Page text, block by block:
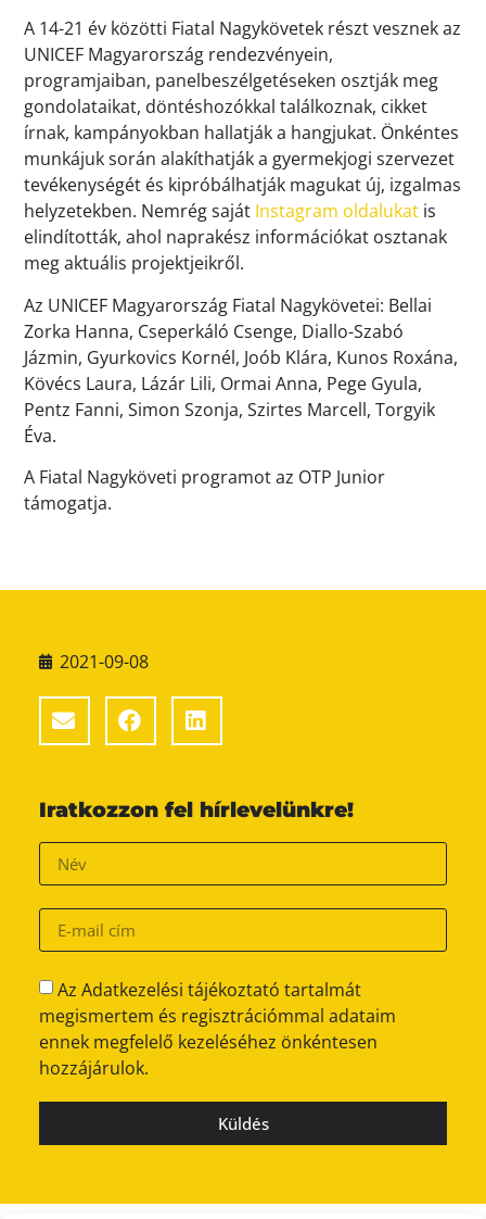
A 14-21 év közötti Fiatal Nagykövetek részt vesznek az
UNICEF Magyarország rendezvényein,
programjaiban, panelbeszélgetéseken osztják meg
gondolataikat, döntéshozókkal találkoznak, cikket
írnak, kampányokban hallatják a hangjukat. Önkéntes
munkájuk során alakíthatják a gyermekjogi szervezet
tevékenységét és kipróbálhatják magukat új, izgalmas
helyzetekben. Nemrég saját Instagram oldalukat is
elindították, ahol naprakész információkat osztanak
meg aktuális projektjeikről.
Az UNICEF Magyarország Fiatal Nagykövetei: Bellai
Zorka Hanna, Cseperkáló Csenge, Diallo-Szabó
Jázmin, Gyurkovics Kornél, Joób Klára, Kunos Roxána,
Kövécs Laura, Lázár Lili, Ormai Anna, Pege Gyula,
Pentz Fanni, Simon Szonja, Szirtes Marcell, Torgyik
Éva.
A Fiatal Nagyköveti programot az OTP Junior
támogatja.
2021-09-08
Iratkozzon fel hírlevelünkre!
Az Adatkezelési tájékoztató tartalmát
megismertem és regisztrációmmal adataim
ennek megfelelő kezeléséhez önkéntesen
hozzájárulok.
Küldés